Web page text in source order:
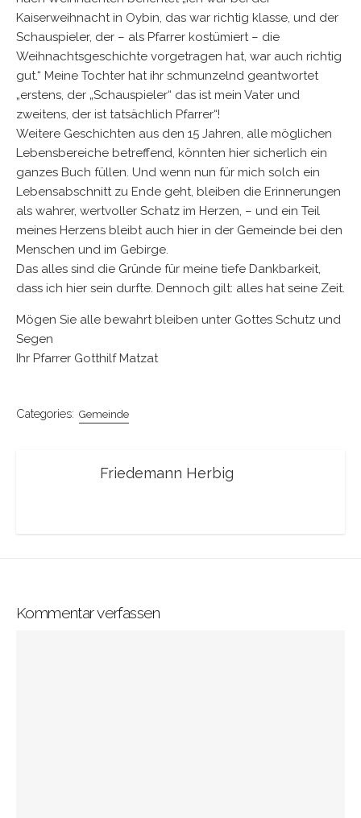
Kaiserweihnacht in Oybin, das war richtig klasse, und der
Schauspieler, der – als Pfarrer kostümiert – die
Weihnachtsgeschichte vorgetragen hat, war auch richtig
gut.“ Meine Tochter hat ihr schmunzelnd geantwortet
„erstens, der „Schauspieler“ das ist mein Vater und
zweitens, der ist tatsächlich Pfarrer“!
Weitere Geschichten aus den 15 Jahren, alle möglichen
Lebensbereiche betreffend, könnten hier sicherlich ein
ganzes Buch füllen. Und wenn nun für mich solch ein
Lebensabschnitt zu Ende geht, bleiben die Erinnerungen
als wahrer, wertvoller Schatz im Herzen, – und ein Teil
meines Herzens bleibt auch hier in der Gemeinde bei den
Menschen und im Gebirge.
Das alles sind die Gründe für meine tiefe Dankbarkeit,
dass ich hier sein durfte. Dennoch gilt: alles hat seine Zeit.
Mögen Sie alle bewahrt bleiben unter Gottes Schutz und
Segen
Ihr Pfarrer Gotthilf Matzat
Categories: Gemeinde
Friedemann Herbig
Kommentar verfassen